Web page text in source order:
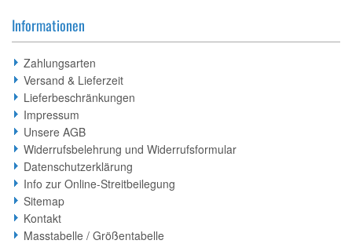
Informationen
Zahlungsarten
Versand & Lieferzeit
Lieferbeschränkungen
Impressum
Unsere AGB
Widerrufsbelehrung und Widerrufsformular
Datenschutzerklärung
Info zur Online-Streitbeilegung
Sitemap
Kontakt
Masstabelle / Größentabelle